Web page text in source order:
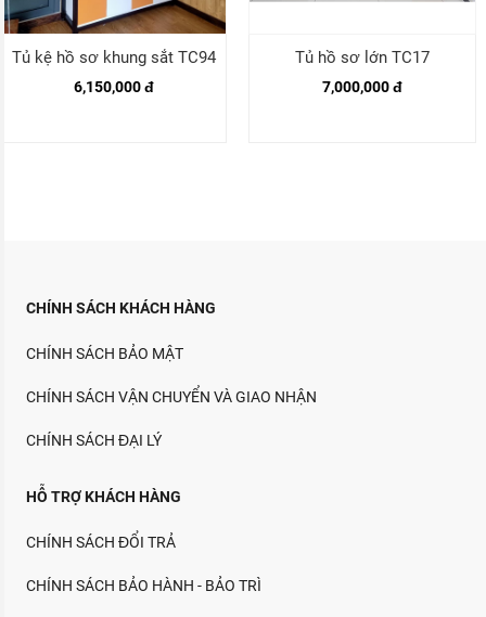
Tủ kệ hồ sơ khung sắt TC94
6,150,000 đ
Tủ hồ sơ lớn TC17
7,000,000 đ
CHÍNH SÁCH KHÁCH HÀNG
CHÍNH SÁCH BẢO MẬT
CHÍNH SÁCH VẬN CHUYỂN VÀ GIAO NHẬN
CHÍNH SÁCH ĐẠI LÝ
HỖ TRỢ KHÁCH HÀNG
CHÍNH SÁCH ĐỔI TRẢ
CHÍNH SÁCH BẢO HÀNH - BẢO TRÌ